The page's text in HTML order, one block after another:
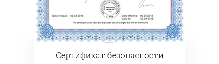
Сертификат безопасности